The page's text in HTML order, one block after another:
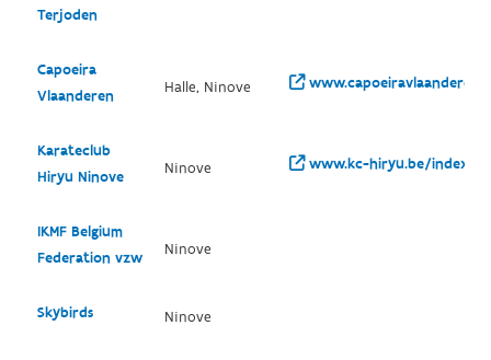
Terjoden
Capoeira
Vlaanderen
Halle, Ninove
Karateclub
Hiryu Ninove
Ninove www.kc-hiryu.be/
IKMF Belgium
Federation vzw
Ninove
Skybirds Ninove